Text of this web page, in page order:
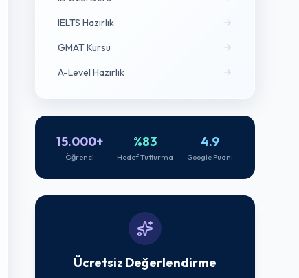
IELTS Hazırlık
GMAT Kursu
A-Level Hazırlık
15.000+
Öğrenci
%83
Hedef Tutturma
4.9
Google Puanı
Ücretsiz Değerlendirme